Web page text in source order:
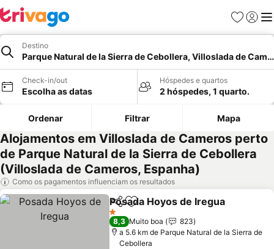
Favoritos
Iniciar
Destino
Parque Natural de la Sierra de Cebollera, Villoslada de
Check-in/out
Escolha as datas
Hóspedes e quartos
2 hóspedes, 1 quarto.
Ordenar Filtrar Mapa
Alojamentos em Villoslada de Cameros perto
de Parque Natural de la Sierra de Cebollera
(Villoslada de Cameros, Espanha)
Como os pagamentos influenciam os resultados
PartilharAdicionar aos favoritos
Posada Hoyos de Iregua
1 Estrelas
8,3 Muito boa
823
a 5.6 km de Parque Natural de la Sierra de
Cebollera